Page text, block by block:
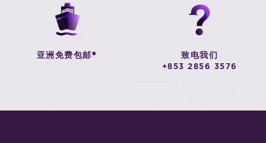
亚洲免费包邮* 致电我们
+853 2856 3576